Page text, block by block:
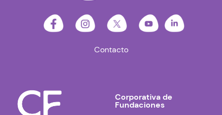
Contacto
Corporativa de
Fundaciones